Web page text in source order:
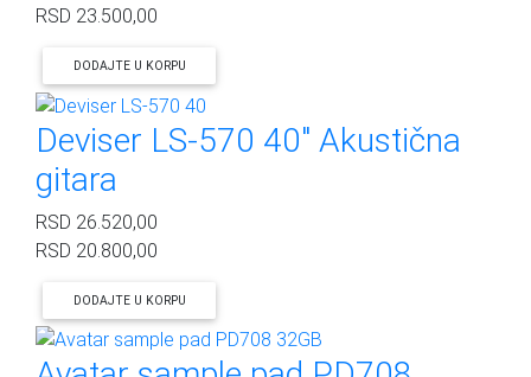
RSD 23.500,00
DODAJTE U KORPU
Deviser LS-570 40" Akustična
gitara
RSD 26.520,00
RSD 20.800,00
DODAJTE U KORPU